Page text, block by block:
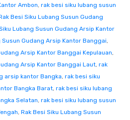
Ambon, rak besi siku lubang susun
Besi Siku Lubang Susun Gudang
Lubang Susun Gudang Arsip Kantor
Susun Gudang Arsip Kantor Banggai,
Arsip Kantor Banggai Kepulauan,
Arsip Kantor Banggai Laut, rak
arsip kantor Bangka, rak besi siku
Bangka Barat, rak besi siku lubang
Selatan, rak besi siku lubang susun
, Rak Besi Siku Lubang Susun